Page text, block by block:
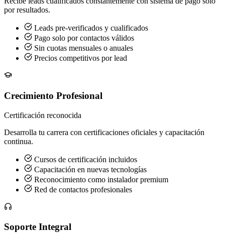
por resultados.
Leads pre-verificados y cualificados
Pago solo por contactos válidos
Sin cuotas mensuales o anuales
Precios competitivos por lead
Crecimiento Profesional
Certificación reconocida
Desarrolla tu carrera con certificaciones oficiales y capacitación
continua.
Cursos de certificación incluidos
Capacitación en nuevas tecnologías
Reconocimiento como instalador premium
Red de contactos profesionales
Soporte Integral